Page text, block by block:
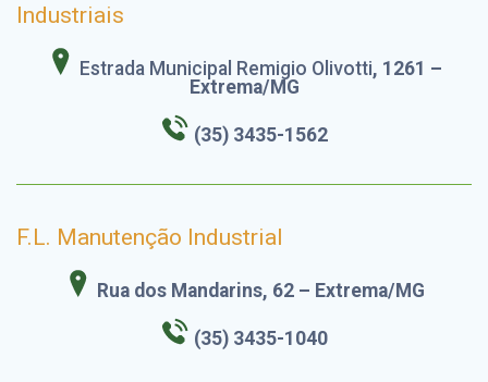
Industriais
Estrada Municipal Remigio Olivotti, 1261 –
Extrema/MG
(35) 3435-1562
F.L. Manutenção Industrial
Rua dos Mandarins, 62 – Extrema/MG
(35) 3435-1040